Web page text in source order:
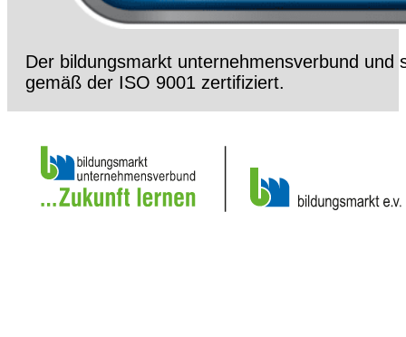
Der bildungsmarkt unternehmensverbund und
gemäß der ISO 9001 zertifiziert.